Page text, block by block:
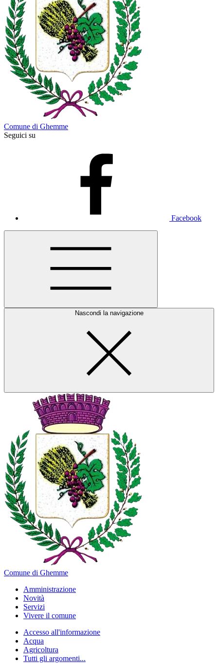
Comune di Ghemme
Seguici su
Facebook
Nascondi la navigazione
Comune di Ghemme
Amministrazione
Novità
Servizi
Vivere il comune
Accesso all'informazione
Acqua
Agricoltura
Tutti gli argomenti...